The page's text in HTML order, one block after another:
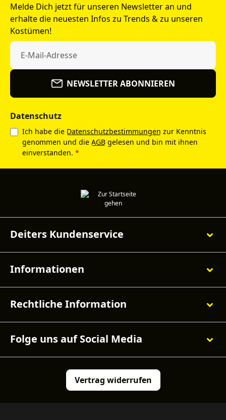
Melde Dich jetzt für unseren Newsletter an und
erhalte die neuesten Infos zu Trends & zu unseren
Kostümen!
NEWSLETTER ABONNIEREN
Datenschutz
Ich habe die Datenschutzbestimmungen zur Kenntnis
genommen und die AGB gelesen und bin mit ihnen
einverstanden. *
Deiters Kundenservice
Informationen
Rechtliche Information
Folge uns auf Social Media
Vertrag widerrufen